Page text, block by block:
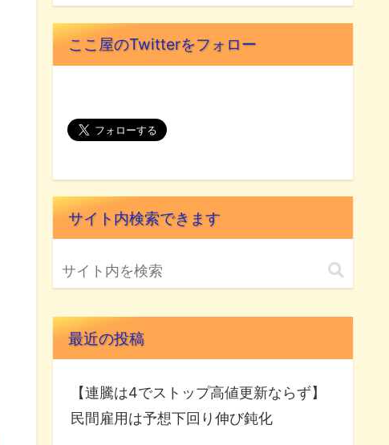
ここ屋のTwitterをフォロー
サイト内検索できます
最近の投稿
【連騰は4でストップ高値更新ならず】
民間雇用は予想下回り伸び鈍化